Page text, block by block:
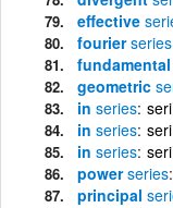
effective
fourierseries
fundamental
geometric
in series
in series
in series
powerseries
principal